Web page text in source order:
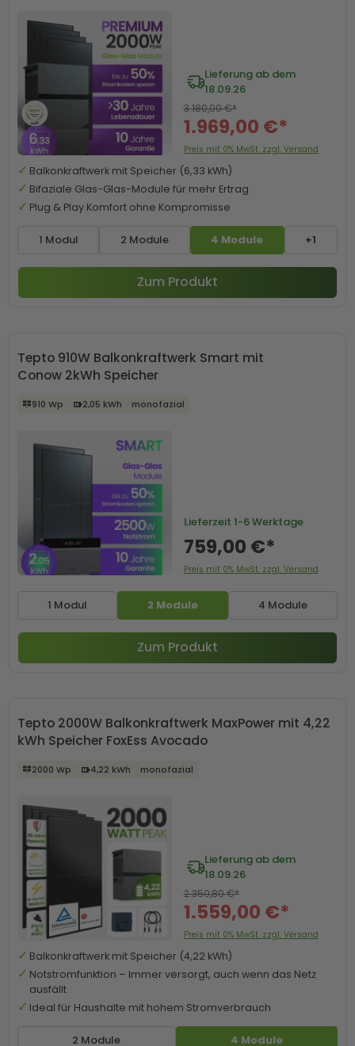
1 Modul 2 Module 4 Module +1
Lieferung ab dem
18.09.26
1.969,00 €*
3.180,00 €*
Preis mit 0% MwSt. zzgl. Versand
Balkonkraftwerk mit Speicher (6,33 kWh)
Bifaziale Glas-Glas-Module für mehr Ertrag
Plug & Play Komfort ohne Kompromisse
Zum Produkt
Tepto 910W Balkonkraftwerk Smart mit
Conow 2kWh Speicher
910 Wp 2,05 kWh monofazial
1 Modul 2 Module 4 Module
Lieferzeit 1-6 Werktage
759,00 €*
Preis mit 0% MwSt. zzgl. Versand
Zum Produkt
Tepto 2000W Balkonkraftwerk MaxPower mit 4,22
kWh Speicher FoxEss Avocado
2000 Wp 4,22 kWh monofazial
2 Module 4 Module
Lieferung ab dem
18.09.26
1.559,00 €*
2.350,80 €*
Preis mit 0% MwSt. zzgl. Versand
Balkonkraftwerk mit Speicher (4,22 kWh)
Notstromfunktion – Immer versorgt, auch wenn das Netz
ausfällt
Ideal für Haushalte mit hohem Stromverbrauch